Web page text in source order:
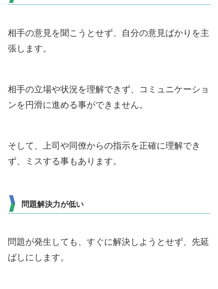
相手の意見を聞こうとせず、自分の意見ばかりを主
張します。
相手の立場や状況を理解できず、コミュニケーショ
ンを円滑に進める事ができません。
そして、上司や同僚からの指示を正確に理解でき
ず、ミスする事もあります。
問題解決力が低い
問題が発生しても、すぐに解決しようとせず、先延
ばしにします。